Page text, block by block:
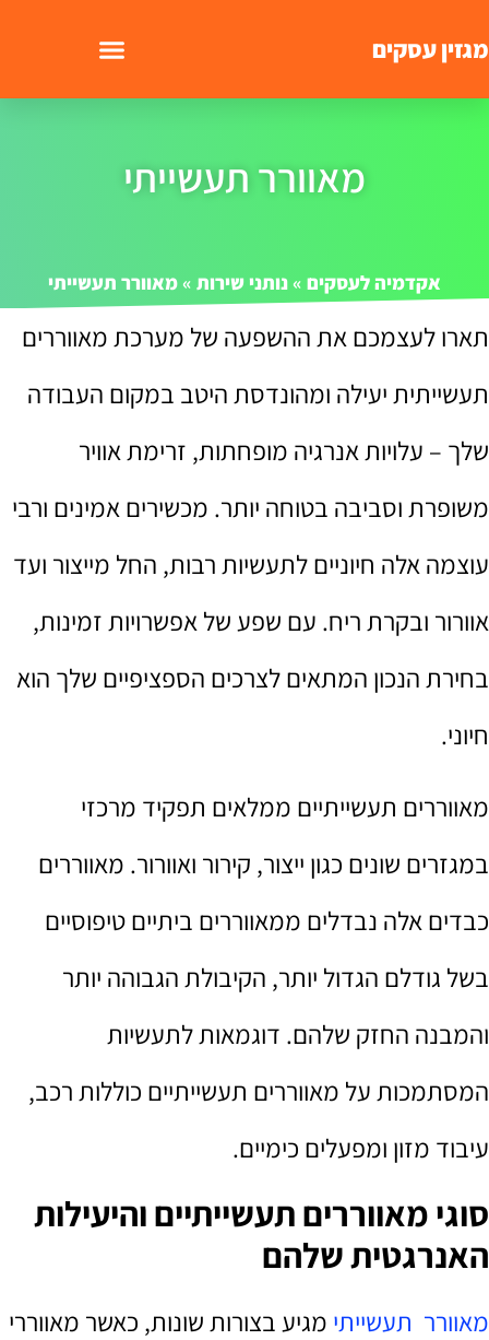
מגזין עסקים
מאוורר תעשייתי
אקדמיה לעסקים » נותני שירות »מאוורר תעשייתי
תארו לעצמכם את ההשפעה של מערכת מאווררים
תעשייתית יעילה ומהונדסת היטב במקום העבודה
שלך – עלויות אנרגיה מופחתות, זרימת אוויר
משופרת וסביבה בטוחה יותר. מכשירים אמינים ורבי
עוצמה אלה חיוניים לתעשיות רבות, החל מייצור ועד
אוורור ובקרת ריח. עם שפע של אפשרויות זמינות,
בחירת הנכון המתאים לצרכים הספציפיים שלך הוא
חיוני.
מאווררים תעשייתיים ממלאים תפקיד מרכזי
במגזרים שונים כגון ייצור, קירור ואוורור. מאווררים
כבדים אלה נבדלים ממאווררים ביתיים טיפוסיים
בשל גודלם הגדול יותר, הקיבולת הגבוהה יותר
והמבנה החזק שלהם. דוגמאות לתעשיות
המסתמכות על מאווררים תעשייתיים כוללות רכב,
עיבוד מזון ומפעלים כימיים.
סוגי מאווררים תעשייתיים והיעילות
האנרגטית שלהם
מאוורר תעשייתי מגיע בצורות שונות, כאשר מאווררי